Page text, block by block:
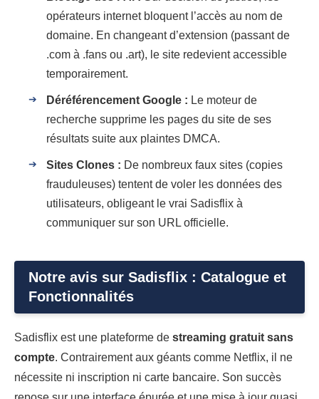
opérateurs internet bloquent l’accès au nom de
domaine. En changeant d’extension (passant de
.com à .fans ou .art), le site redevient accessible
temporairement.
Déréférencement Google : Le moteur de
recherche supprime les pages du site de ses
résultats suite aux plaintes DMCA.
Sites Clones : De nombreux faux sites (copies
frauduleuses) tentent de voler les données des
utilisateurs, obligeant le vrai Sadisflix à
communiquer sur son URL officielle.
Notre avis sur Sadisflix : Catalogue et
Fonctionnalités
Sadisflix est une plateforme de streaming gratuit sans
compte. Contrairement aux géants comme Netflix, il ne
nécessite ni inscription ni carte bancaire. Son succès